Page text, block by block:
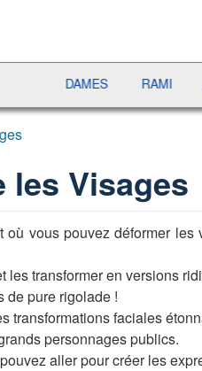
RAMI JETX
les Visages
où vous pouvez déformer
transformer en versions
de pure rigolade !
transformations faciales
personnages publics.
aller pour créer les